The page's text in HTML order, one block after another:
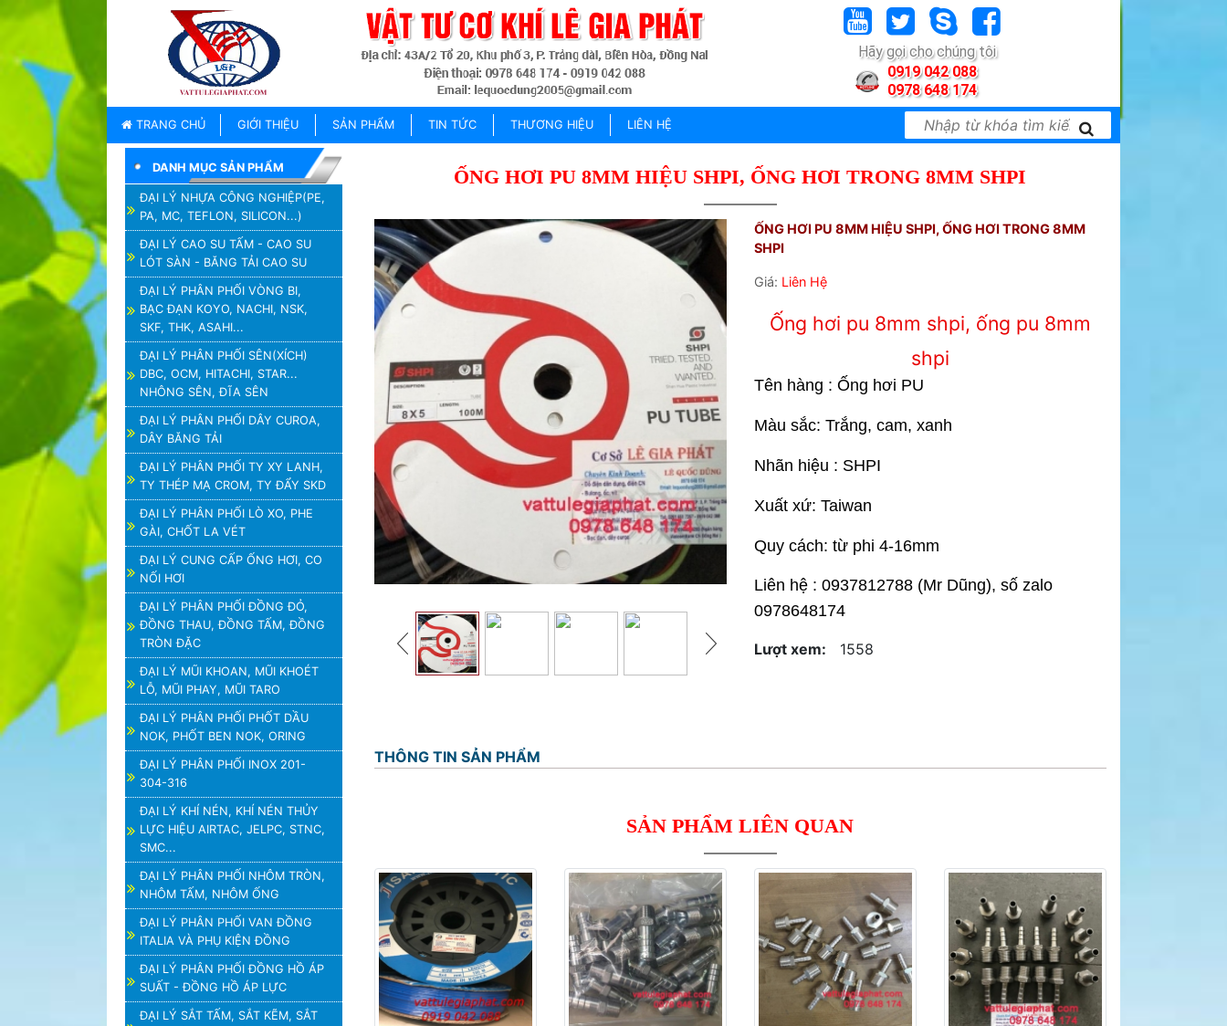
Hãy gọi cho chúng tôi
0919 042 088
0978 648 174
TRANG CHỦ GIỚI THIỆU SẢN PHẨM TIN TỨC THƯƠNG HIỆU LIÊN HỆ
TRANG
CHỦ
SẢN
PHẨM
THƯƠNG
TIN
TỨC
DANH MỤC SẢN PHẨM
ĐẠI LÝ NHỰA CÔNG NGHIỆP(PE,
PA, MC, TEFLON, SILICON...)
ĐẠI LÝ CAO SU TẤM - CAO SU
LÓT SÀN - BĂNG TẢI CAO SU
ĐẠI LÝ PHÂN PHỐI VÒNG BI,
BẠC ĐẠN KOYO, NACHI, NSK,
SKF, THK, ASAHI...
ĐẠI LÝ PHÂN PHỐI SÊN(XÍCH)
DBC, OCM, HITACHI, STAR...
NHÔNG SÊN, ĐĨA SÊN
ĐẠI LÝ PHÂN PHỐI DÂY CUROA,
DÂY BĂNG TẢI
ĐẠI LÝ PHÂN PHỐI TY XY LANH,
TY THÉP MẠ CROM, TY ĐẨY SKD
ĐẠI LÝ PHÂN PHỐI LÒ XO, PHE
GÀI, CHỐT LA VÉT
ĐẠI LÝ CUNG CẤP ỐNG HƠI, CO
NỐI HƠI
ĐẠI LÝ PHÂN PHỐI ĐỒNG ĐỎ,
ĐỒNG THAU, ĐỒNG TẤM, ĐỒNG
TRÒN ĐẶC
ĐẠI LÝ MŨI KHOAN, MŨI KHOÉT
LỖ, MŨI PHAY, MŨI TARO
ĐẠI LÝ PHÂN PHỐI PHỐT DẦU
NOK, PHỐT BEN NOK, ORING
ĐẠI LÝ PHÂN PHỐI INOX 201-
304-316
ĐẠI LÝ KHÍ NÉN, KHÍ NÉN THỦY
LỰC HIỆU AIRTAC, JELPC, STNC,
SMC...
ĐẠI LÝ PHÂN PHỐI NHÔM TRÒN,
NHÔM TẤM, NHÔM ỐNG
ĐẠI LÝ PHÂN PHỐI VAN ĐỒNG
ITALIA VÀ PHỤ KIỆN ĐỒNG
ĐẠI LÝ PHÂN PHỐI ĐỒNG HỒ ÁP
SUẤT - ĐỒNG HỒ ÁP LỰC
ĐẠI LÝ SẮT TẤM, SẮT KẼM, SẮT
ỐNG HƠI PU 8MM HIỆU SHPI, ỐNG HƠI TRONG 8MM SHPI
ỐNG HƠI PU 8MM HIỆU SHPI, ỐNG HƠI TRONG 8MM
SHPI
Giá: Liên Hệ
Ống hơi pu 8mm shpi, ống pu 8mm
shpi
Tên hàng : Ống hơi PU
Màu sắc: Trắng, cam, xanh
Nhãn hiệu : SHPI
Xuất xứ: Taiwan
Quy cách: từ phi 4-16mm
Liên hệ : 0937812788 (Mr Dũng), số zalo
0978648174
Lượt xem: 1558
THÔNG TIN SẢN PHẨM
SẢN PHẨM LIÊN QUAN